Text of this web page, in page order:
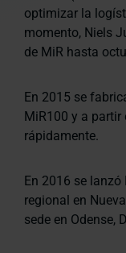
optimizar la
momento, Niels
de MiR hasta
En 2015 se
MiR100 y a partir
rápidamente.
En 2016 se
regional en
sede en Odense,